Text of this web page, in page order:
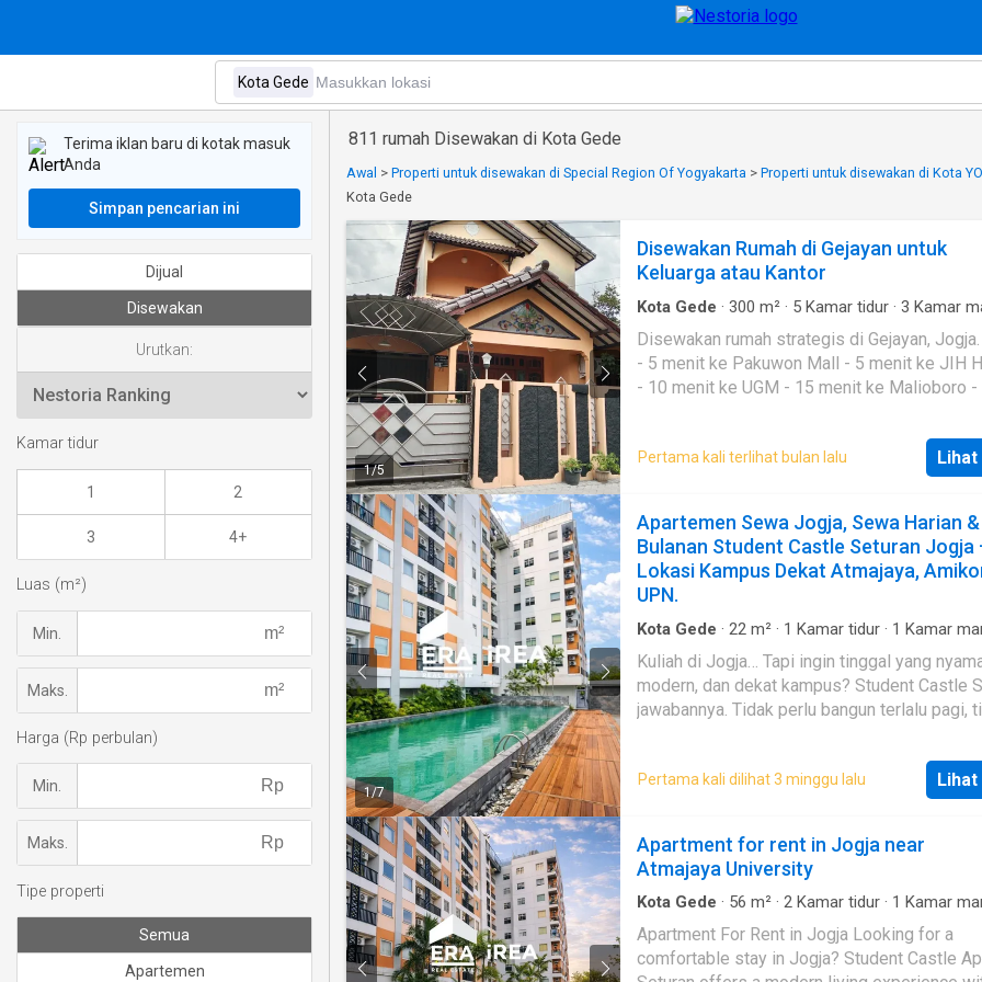
811 rumah Disewakan di Kota Gede
Awal > Properti untuk disewakan di Special Region Of Yogyakarta > Properti untuk disewakan di Kota
Kota Gede
1/5
Disewakan Rumah di Gejayan untuk
Keluarga atau Kantor
Kota Gede · 300 m² · 5 Kamar tidur · 3 Kamar
Listrik·Garasi
Disewakan rumah strategis di Gejayan, Jogja. Lokasi:
- 5 menit ke Pakuwon Mall - 5 menit ke JIH
- 10 menit ke UGM - 15 menit ke Malioboro -
mandi: 3 Hadap: Timur Listrik: 4400 VA
Pertama kali terlihat bulan lalu
1/7
Apartemen Sewa Jogja, Sewa Harian &
Bulanan Student Castle Seturan Jogja
Lokasi Kampus Dekat Atmajaya,
UPN.
Kota Gede · 22 m² · 1 Kamar tidur · 1 Kamar
disabilitas·Area anak-anak·Dapur lengkap·
·Keamanan 24 jam·Kolam renang·Listrik·
parking·Taman·Televisi·Garasi
Kuliah di Jogja… Tapi ingin tinggal yang
modern, dan dekat kampus? Student Castle
jawabannya. Tidak perlu bangun terlalu pagi,
huni Fasilitas: * Kolam renang * Gym * Lingkungan
sekadar tempat tinggal… Ini gaya hidup
modern. BIAYA SEWA TIDAK TERMASUK
DAN AIR 📲 Tanyakan unit yang tersedia hari
Pertama kali dilihat 3 minggu lalu
Apartment for rent in Jogja near
Atmajaya University
Kota Gede · 56 m² · 2 Kamar tidur · 1 Kamar
Akses bagi penyandang
disabilitas· Area anak-anak·Keamanan 24 jam
renang·Angkat·Listrik·Taman·Televisi·
Apartment For Rent in Jogja Looking for a
comfortable stay in Jogja? Student Castle
Terima iklan baru di kotak masuk
Anda
Simpan pencarian ini
Dijual
Disewakan
Urutkan:
Kamar tidur
1 2
3 4+
Luas (m²)
Min.
Maks.
Harga (Rp perbulan)
Min.
Maks.
Tipe properti
Semua
Apartemen